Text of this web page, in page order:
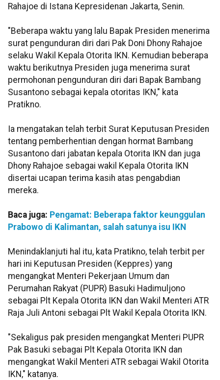
Rahajoe di Istana Kepresidenan Jakarta, Senin.
"Beberapa waktu yang lalu Bapak Presiden menerima
surat pengunduran diri dari Pak Doni Dhony Rahajoe
selaku Wakil Kepala Otorita IKN. Kemudian beberapa
waktu berikutnya Presiden juga menerima surat
permohonan pengunduran diri dari Bapak Bambang
Susantono sebagai kepala otoritas IKN," kata
Pratikno.
Ia mengatakan telah terbit Surat Keputusan Presiden
tentang pemberhentian dengan hormat Bambang
Susantono dari jabatan kepala Otorita IKN dan juga
Dhony Rahajoe sebagai wakil Kepala Otorita IKN
disertai ucapan terima kasih atas pengabdian
mereka.
Baca juga: Pengamat: Beberapa faktor keunggulan
Prabowo di Kalimantan, salah satunya isu IKN
Menindaklanjuti hal itu, kata Pratikno, telah terbit per
hari ini Keputusan Presiden (Keppres) yang
mengangkat Menteri Pekerjaan Umum dan
Perumahan Rakyat (PUPR) Basuki Hadimuljono
sebagai Plt Kepala Otorita IKN dan Wakil Menteri ATR
Raja Juli Antoni sebagai Plt Wakil Kepala Otorita IKN.
"Sekaligus pak presiden mengangkat Menteri PUPR
Pak Basuki sebagai Plt Kepala Otorita IKN dan
mengangkat Wakil Menteri ATR sebagai Wakil Otorita
IKN," katanya.